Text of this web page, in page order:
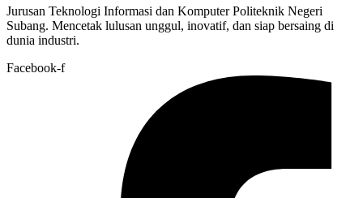
Jurusan Teknologi Informasi dan Komputer Politeknik Negeri
Subang. Mencetak lulusan unggul, inovatif, dan siap bersaing di
dunia industri.
Facebook-f